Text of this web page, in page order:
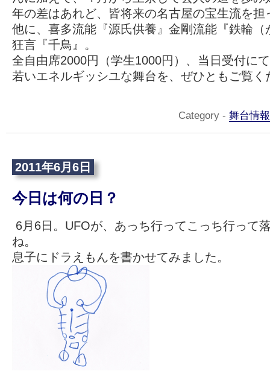
年の差はあれど、皆将来の名古屋の宝生流を担
他に、喜多流能『源氏供養』金剛流能『鉄輪（
狂言『千鳥』。
全自由席2000円（学生1000円）、当日受付に
若いエネルギッシユな舞台を、ぜひともご覧く
Category - 舞台情報
2011年6月6日
今日は何の日？
6月6日。UFOが、あっち行ってこっち行って
ね。
息子にドラえもんを書かせてみました。